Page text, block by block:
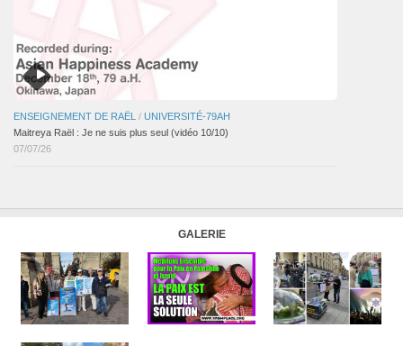
ENSEIGNEMENT DE RAËL / UNIVERSITÉ-79AH
Maitreya Raël : Je ne suis plus seul (vidéo 10/10)
07/07/26
GALERIE